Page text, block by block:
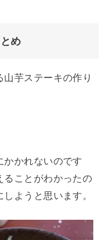
め
芋ステーキの作り
かかれないのです
ることがわかったの
ようと思います。